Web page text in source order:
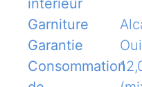
interieur
Garniture
Garantie
Oui
Consommation